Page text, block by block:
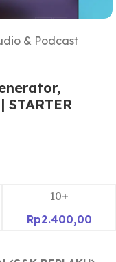
& Podcast
10+
Rp2.400,00